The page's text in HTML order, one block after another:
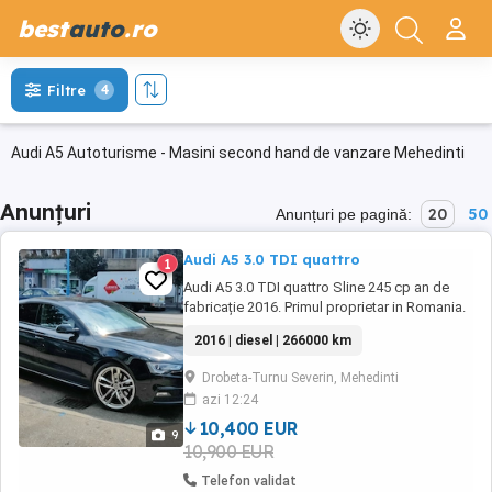
bestauto.ro
Audi A5 Autoturisme - Masini second hand de vanzare Mehedinti
Filtre 4
Anunțuri Anunțuri pe pagină: 20 50
9
1 Audi A5 3.0 TDI quattro
Audi A5 3.0 TDI quattro Sline 245 cp an de
fabricație 2016. Primul proprietar in Romania.
seturi de jante originale Audi. Kilometraj
266000 km.
2016 | diesel | 266000 km
Drobeta-Turnu Severin, Mehedinti
azi 12:24
10,400 EUR
10,900 EUR
Telefon validat